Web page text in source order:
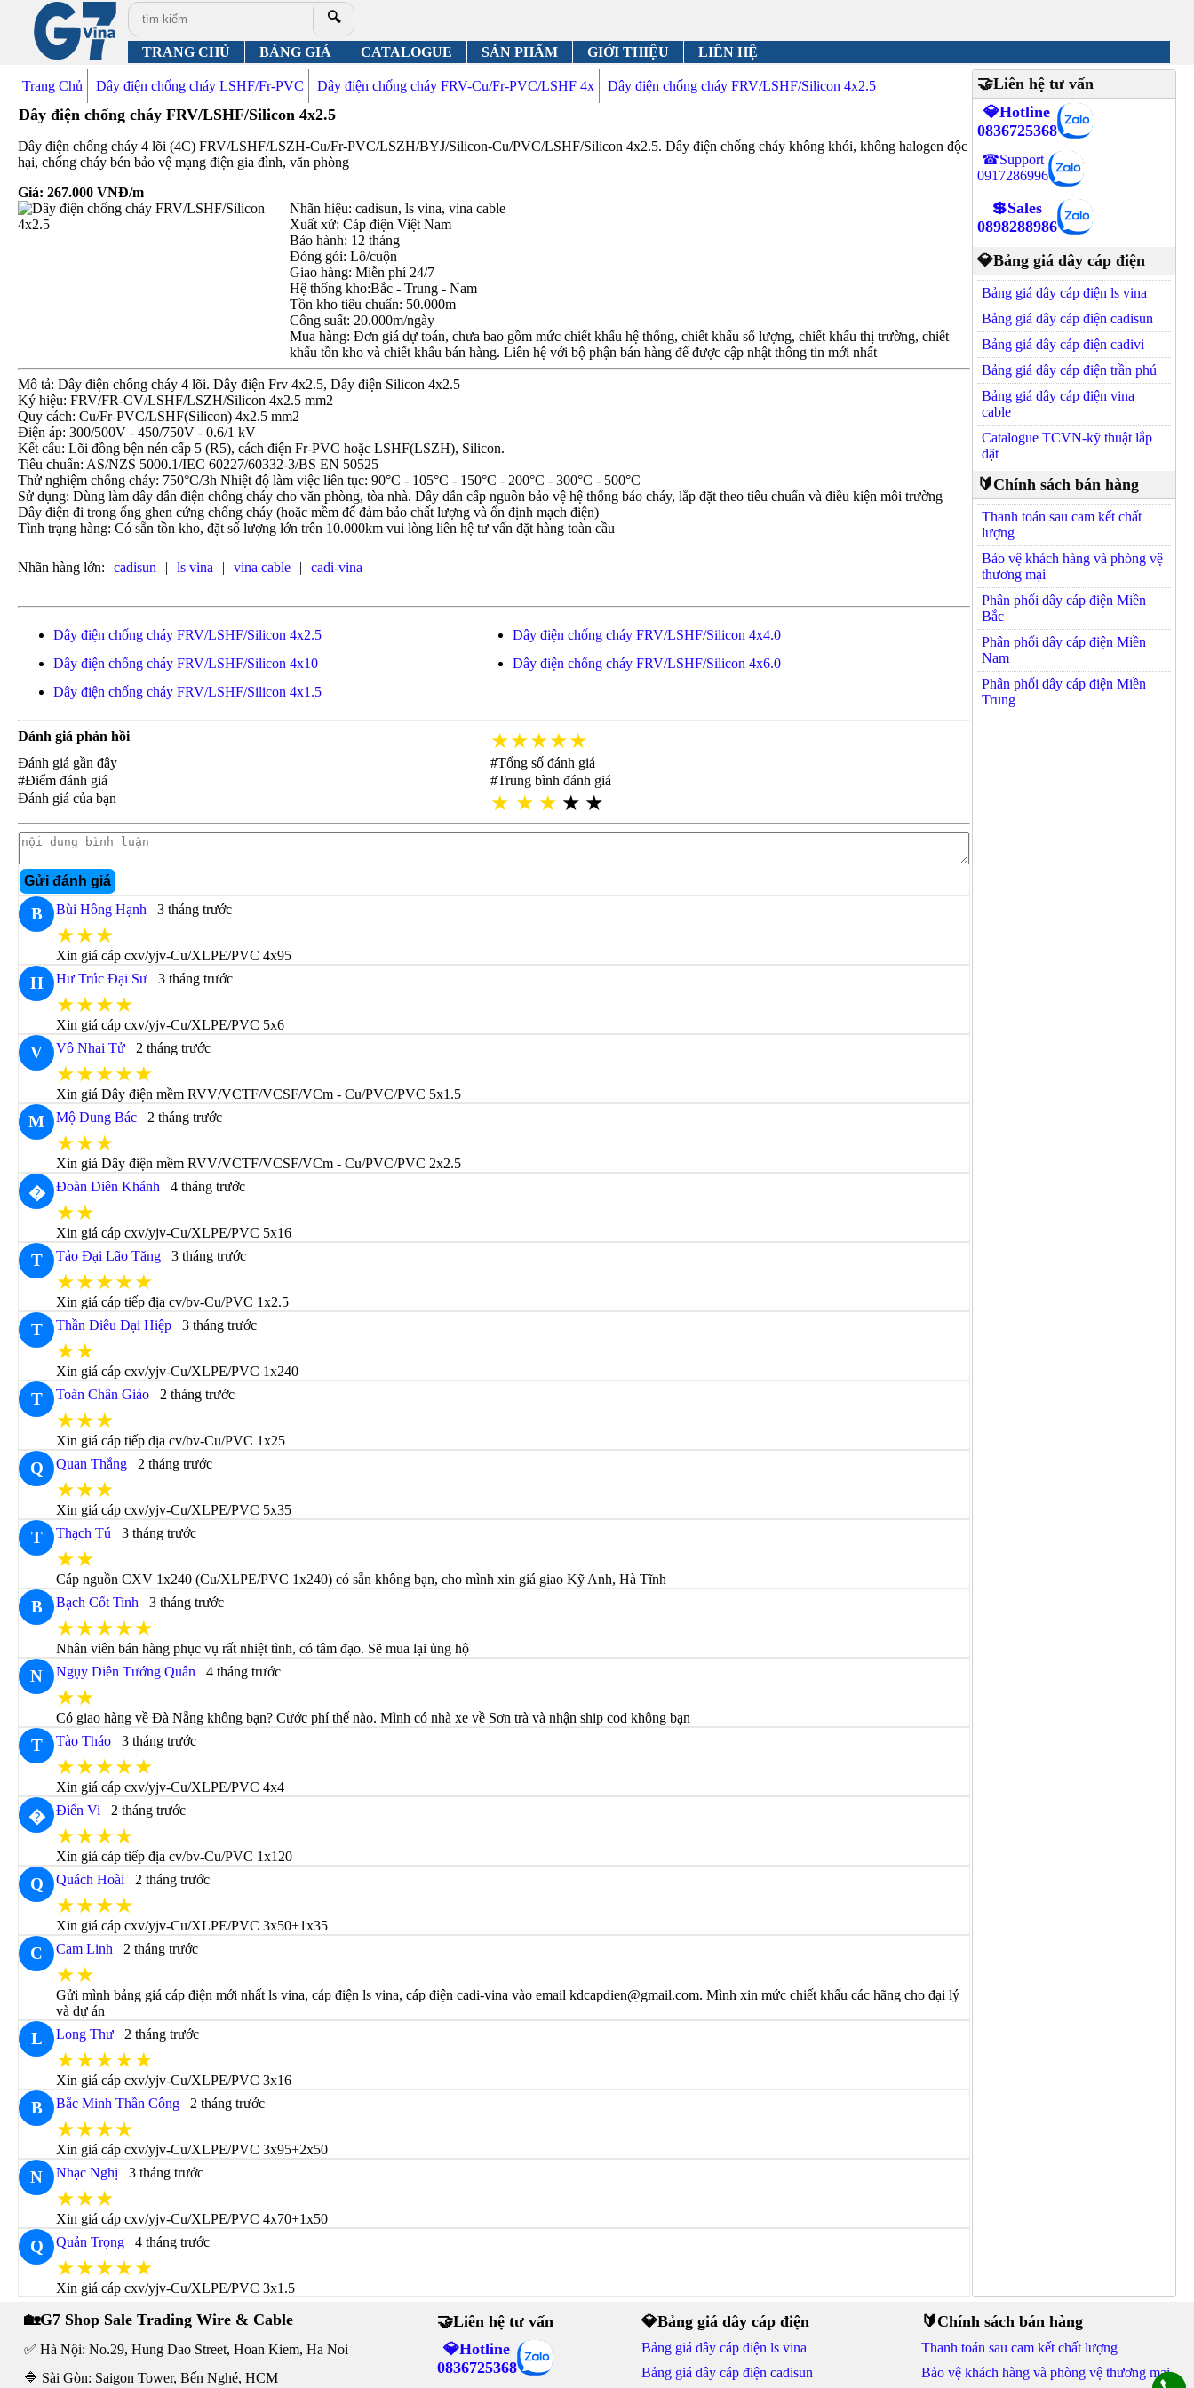
🔍
TRANG CHỦ BẢNG GIÁ CATALOGUE SẢN PHẨM GIỚI THIỆU LIÊN HỆ
Trang Chủ Dây điện chống cháy LSHF/Fr-PVC Dây điện chống cháy FRV-Cu/Fr-PVC/LSHF 4x Dây điện chống cháy FRV/LSHF/Silicon 4x2.5
Dây điện chống cháy FRV/LSHF/Silicon 4x2.5
Dây điện chống cháy 4 lõi (4C) FRV/LSHF/LSZH-Cu/Fr-PVC/LSZH/BYJ/Silicon-Cu/PVC/LSHF/Silicon 4x2.5. Dây điện chống cháy không khói, không halogen độc
hại, chống cháy bén bảo vệ mạng điện gia đình, văn phòng
Giá:267.000 VNĐ/m
Nhãn hiệu: cadisun, ls vina, vina cable
Xuất xứ: Cáp điện Việt Nam
Bảo hành: 12 tháng
Đóng gói: Lô/cuộn
Giao hàng: Miễn phí 24/7
Hệ thống kho:Bắc - Trung - Nam
Tồn kho tiêu chuẩn: 50.000m
Công suất: 20.000m/ngày
Mua hàng: Đơn giá dự toán, chưa bao gồm mức chiết khấu hệ thống, chiết khấu số lượng, chiết khấu thị trường, chiết
khấu tồn kho và chiết khấu bán hàng. Liên hệ với bộ phận bán hàng để được cập nhật thông tin mới nhất
Mô tả: Dây điện chống cháy 4 lõi. Dây điện Frv 4x2.5, Dây điện Silicon 4x2.5
Ký hiệu: FRV/FR-CV/LSHF/LSZH/Silicon 4x2.5 mm2
Quy cách: Cu/Fr-PVC/LSHF(Silicon) 4x2.5 mm2
Điện áp: 300/500V - 450/750V - 0.6/1 kV
Kết cấu: Lõi đồng bện nén cấp 5 (R5), cách điện Fr-PVC hoặc LSHF(LSZH), Silicon.
Tiêu chuẩn: AS/NZS 5000.1/IEC 60227/60332-3/BS EN 50525
Thử nghiệm chống cháy: 750°C/3h Nhiệt độ làm việc liên tục: 90°C - 105°C - 150°C - 200°C - 300°C - 500°C
Sử dụng: Dùng làm dây dẫn điện chống cháy cho văn phòng, tòa nhà. Dây dẫn cấp nguồn bảo vệ hệ thống báo cháy, lắp đặt theo tiêu chuẩn và điều kiện môi trường
Dây điện đi trong ống ghen cứng chống cháy (hoặc mềm để đảm bảo chất lượng và ổn định mạch điện)
Tình trạng hàng: Có sẵn tồn kho, đặt số lượng lớn trên 10.000km vui lòng liên hệ tư vấn đặt hàng toàn cầu
Nhãn hàng lớn: cadisun | ls vina | vina cable | cadi-vina
Dây điện chống cháy FRV/LSHF/Silicon 4x2.5
Dây điện chống cháy FRV/LSHF/Silicon 4x4.0
Dây điện chống cháy FRV/LSHF/Silicon 4x10
Dây điện chống cháy FRV/LSHF/Silicon 4x6.0
Dây điện chống cháy FRV/LSHF/Silicon 4x1.5
Đánh giá phản hồi ★★★★★
Đánh giá gần đây
#Tổng số đánh giá
#Điểm đánh giá
#Trung bình đánh giá
Đánh giá của bạn
★ ★ ★ ★ ★
Gửi đánh giá
B Bùi Hồng Hạnh 3 tháng trước
★★★
Xin giá cáp cxv/yjv-Cu/XLPE/PVC 4x95
H Hư Trúc Đại Sư 3 tháng trước
★★★★
Xin giá cáp cxv/yjv-Cu/XLPE/PVC 5x6
V Vô Nhai Tử 2 tháng trước
★★★★★
Xin giá Dây điện mềm RVV/VCTF/VCSF/VCm - Cu/PVC/PVC 5x1.5
M Mộ Dung Bác 2 tháng trước
★★★
Xin giá Dây điện mềm RVV/VCTF/VCSF/VCm - Cu/PVC/PVC 2x2.5
� Đoàn Diên Khánh 4 tháng trước
★★
Xin giá cáp cxv/yjv-Cu/XLPE/PVC 5x16
T Tảo Đại Lão Tăng 3 tháng trước
★★★★★
Xin giá cáp tiếp địa cv/bv-Cu/PVC 1x2.5
T Thần Điêu Đại Hiệp 3 tháng trước
★★
Xin giá cáp cxv/yjv-Cu/XLPE/PVC 1x240
T Toàn Chân Giáo 2 tháng trước
★★★
Xin giá cáp tiếp địa cv/bv-Cu/PVC 1x25
Q Quan Thắng 2 tháng trước
★★★
Xin giá cáp cxv/yjv-Cu/XLPE/PVC 5x35
T Thạch Tú 3 tháng trước
★★
Cáp nguồn CXV 1x240 (Cu/XLPE/PVC 1x240) có sẵn không bạn, cho mình xin giá giao Kỹ Anh, Hà Tĩnh
B Bạch Cốt Tinh 3 tháng trước
★★★★★
Nhân viên bán hàng phục vụ rất nhiệt tình, có tâm đạo. Sẽ mua lại ủng hộ
N Ngụy Diên Tướng Quân 4 tháng trước
★★
Có giao hàng về Đà Nẵng không bạn? Cước phí thế nào. Mình có nhà xe về Sơn trà và nhận ship cod không bạn
T Tào Tháo 3 tháng trước
★★★★★
Xin giá cáp cxv/yjv-Cu/XLPE/PVC 4x4
� Điển Vi 2 tháng trước
★★★★
Xin giá cáp tiếp địa cv/bv-Cu/PVC 1x120
Q Quách Hoài 2 tháng trước
★★★★
Xin giá cáp cxv/yjv-Cu/XLPE/PVC 3x50+1x35
C Cam Linh 2 tháng trước
★★
Gửi mình bảng giá cáp điện mới nhất ls vina, cáp điện ls vina, cáp điện cadi-vina vào email kdcapdien@gmail.com. Mình xin mức chiết khấu các hãng cho đại lý
và dự án
L Long Thư 2 tháng trước
★★★★★
Xin giá cáp cxv/yjv-Cu/XLPE/PVC 3x16
B Bắc Minh Thần Công 2 tháng trước
★★★★
Xin giá cáp cxv/yjv-Cu/XLPE/PVC 3x95+2x50
N Nhạc Nghị 3 tháng trước
★★★
Xin giá cáp cxv/yjv-Cu/XLPE/PVC 4x70+1x50
Q Quản Trọng 4 tháng trước
★★★★★
Xin giá cáp cxv/yjv-Cu/XLPE/PVC 3x1.5
🤝Liên hệ tư vấn
💎Hotline
0836725368
☎Support
0917286996
💲Sales
0898288986
💎Bảng giá dây cáp điện
Bảng giá dây cáp điện ls vina
Bảng giá dây cáp điện cadisun
Bảng giá dây cáp điện cadivi
Bảng giá dây cáp điện trần phú
Bảng giá dây cáp điện vina
cable
Catalogue TCVN-kỹ thuật lắp
đặt
🔰Chính sách bán hàng
Thanh toán sau cam kết chất
lượng
Bảo vệ khách hàng và phòng vệ
thương mại
Phân phối dây cáp điện Miền
Bắc
Phân phối dây cáp điện Miền
Nam
Phân phối dây cáp điện Miền
Trung
🏡G7 Shop Sale Trading Wire & Cable
✅ Hà Nội: No.29, Hung Dao Street, Hoan Kiem, Ha Noi
🔷 Sài Gòn: Saigon Tower, Bến Nghé, HCM
🤝Liên hệ tư vấn
💎Hotline
0836725368
💎Bảng giá dây cáp điện
Bảng giá dây cáp điện ls vina
Bảng giá dây cáp điện cadisun
🔰Chính sách bán hàng
Thanh toán sau cam kết chất lượng
Bảo vệ khách hàng và phòng vệ thương mại